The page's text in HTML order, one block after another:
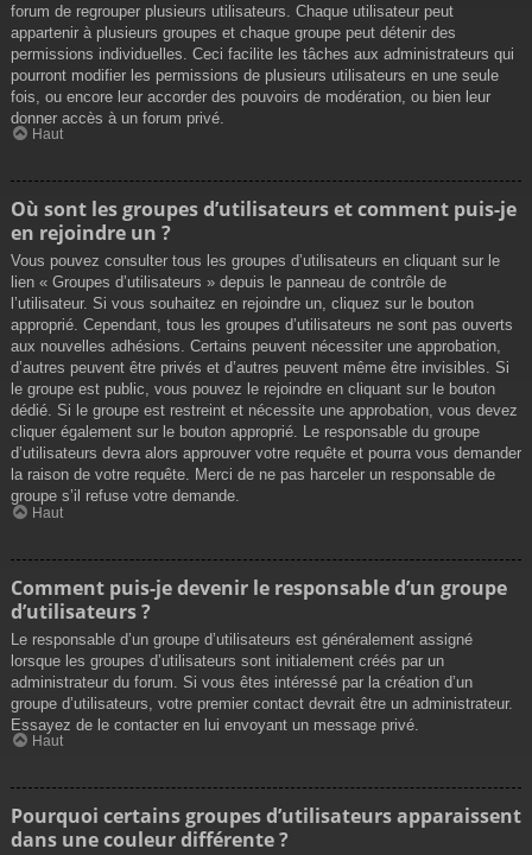
forum de regrouper plusieurs utilisateurs. Chaque utilisateur peut
appartenir à plusieurs groupes et chaque groupe peut détenir des
permissions individuelles. Ceci facilite les tâches aux administrateurs qui
pourront modifier les permissions de plusieurs utilisateurs en une seule
fois, ou encore leur accorder des pouvoirs de modération, ou bien leur
donner accès à un forum privé.
Haut
Où sont les groupes d’utilisateurs et comment puis-je
en rejoindre un ?
Vous pouvez consulter tous les groupes d’utilisateurs en cliquant sur le
lien « Groupes d’utilisateurs » depuis le panneau de contrôle de
l’utilisateur. Si vous souhaitez en rejoindre un, cliquez sur le bouton
approprié. Cependant, tous les groupes d’utilisateurs ne sont pas ouverts
aux nouvelles adhésions. Certains peuvent nécessiter une approbation,
d’autres peuvent être privés et d’autres peuvent même être invisibles. Si
le groupe est public, vous pouvez le rejoindre en cliquant sur le bouton
dédié. Si le groupe est restreint et nécessite une approbation, vous devez
cliquer également sur le bouton approprié. Le responsable du groupe
d’utilisateurs devra alors approuver votre requête et pourra vous demander
la raison de votre requête. Merci de ne pas harceler un responsable de
groupe s’il refuse votre demande.
Haut
Comment puis-je devenir le responsable d’un groupe
d’utilisateurs ?
Le responsable d’un groupe d’utilisateurs est généralement assigné
lorsque les groupes d’utilisateurs sont initialement créés par un
administrateur du forum. Si vous êtes intéressé par la création d’un
groupe d’utilisateurs, votre premier contact devrait être un administrateur.
Essayez de le contacter en lui envoyant un message privé.
Haut
Pourquoi certains groupes d’utilisateurs apparaissent
dans une couleur différente ?